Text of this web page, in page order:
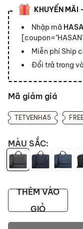
KHUYẾN MÃI
Nhập mã
Miễn phí Ship
Đổi trả trong
Mã giảm giá
TETVENHA5
MÀU SẮC:
THÊM VÀO
GIỎ